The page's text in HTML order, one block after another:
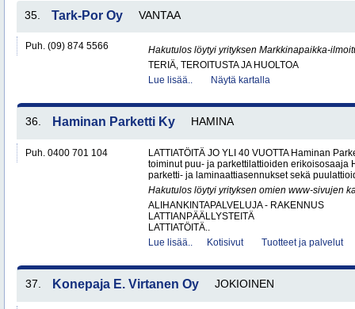
35. Tark-Por Oy VANTAA
Puh. (09) 874 5566
Hakutulos löytyi yrityksen Markkinapaikka-
TERIÄ, TEROITUSTA JA HUOLTOA
Lue lisää..
Näytä kartalla
36. Haminan Parketti Ky HAMINA
Puh. 0400 701 104
LATTIATÖITÄ JO YLI 40 VUOTTA Haminan
toiminut puu- ja parkettilattioiden erikoisosaaja
parketti- ja laminaattiasennukset sekä
Hakutulos löytyi yrityksen omien www-sivujen
ALIHANKINTAPALVELUJA - RAKENNUS
LATTIANPÄÄLLYSTEITÄ
LATTIATÖITÄ..
Lue lisää..
Kotisivut Tuotteet ja palvelut
37. Konepaja E. Virtanen Oy JOKIOINEN